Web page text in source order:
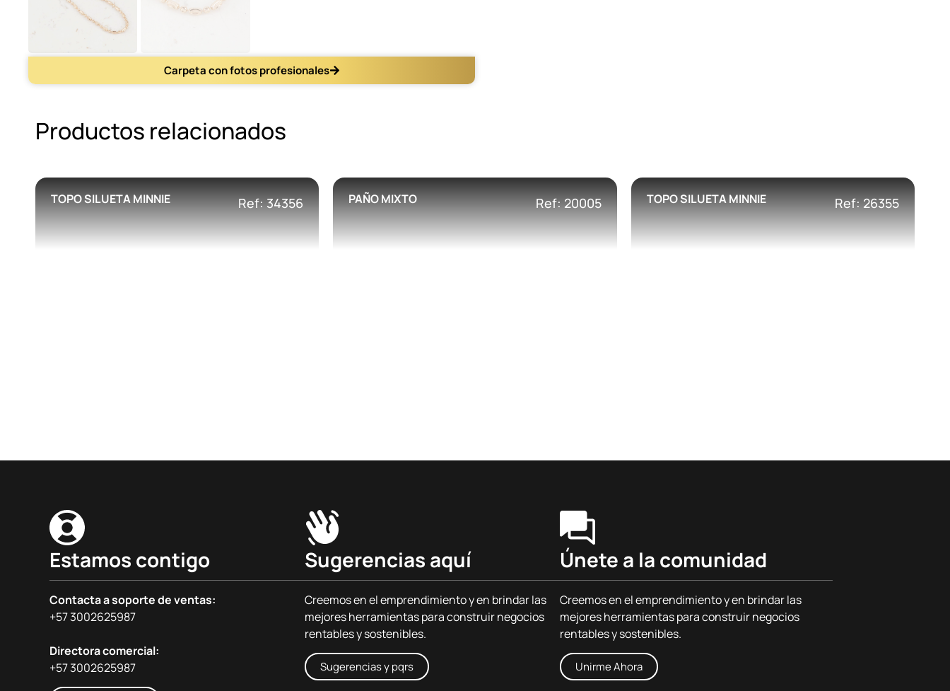
Carpeta con fotos profesionales
Productos relacionados
TOPO SILUETA MINNIE Ref: 34356 PAÑO MIXTO Ref: 20005 TOPO SILUETA MINNIE Ref: 26355
Estamos contigo
Contacta a soporte de ventas:
+57 3002625987
Directora comercial:
+57 3002625987
Sugerencias aquí
Creemos en el emprendimiento y en brindar las
mejores herramientas para construir negocios
rentables y sostenibles.
Sugerencias y pqrs
Únete a la comunidad
Creemos en el emprendimiento y en brindar las
mejores herramientas para construir negocios
rentables y sostenibles.
Unirme Ahora